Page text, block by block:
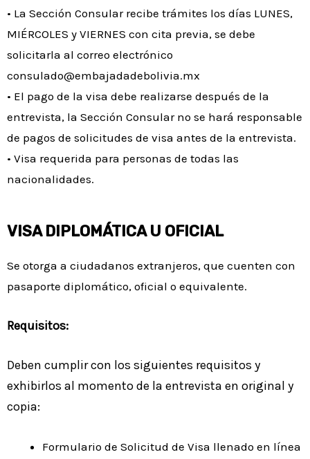
• La Sección Consular recibe trámites los días LUNES,
MIÉRCOLES y VIERNES con cita previa, se debe
solicitarla al correo electrónico
consulado@embajadadebolivia.mx
• El pago de la visa debe realizarse después de la
entrevista, la Sección Consular no se hará responsable
de pagos de solicitudes de visa antes de la entrevista.
• Visa requerida para personas de todas las
nacionalidades.
VISA DIPLOMÁTICA U OFICIAL
Se otorga a ciudadanos extranjeros, que cuenten con
pasaporte diplomático, oficial o equivalente.
Requisitos:
Deben cumplir con los siguientes requisitos y
exhibirlos al momento de la entrevista en original y
copia:
Formulario de Solicitud de Visa llenado en línea